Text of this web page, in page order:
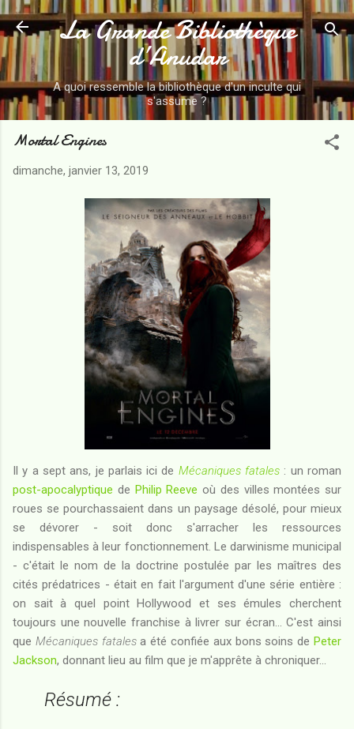
Accéder au contenu principal
La Grande Bibliothèque
d’Anudar
A quoi ressemble la bibliothèque d'un inculte qui
s'assume ?
Mortal Engines
dimanche, janvier 13, 2019
Il y a sept ans, je parlais ici de Mécaniques fatales : un roman
post-apocalyptique de Philip Reeve où des villes montées sur
roues se pourchassaient dans un paysage désolé, pour mieux
se dévorer - soit donc s'arracher les ressources
indispensables à leur fonctionnement. Le darwinisme municipal
- c'était le nom de la doctrine postulée par les maîtres des
cités prédatrices - était en fait l'argument d'une série entière :
on sait à quel point Hollywood et ses émules cherchent
toujours une nouvelle franchise à livrer sur écran... C'est ainsi
que Mécaniques fatalesa été confiée aux bons soins dePeter
Jackson, donnant lieu au film que je m'apprête à chroniquer...
Résumé :